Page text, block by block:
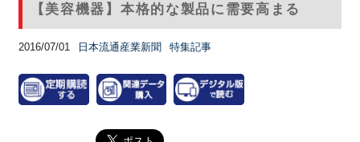
【美容機器】本格的な製品に需要高まる
2016/07/01 日本流通産業新聞 特集記事